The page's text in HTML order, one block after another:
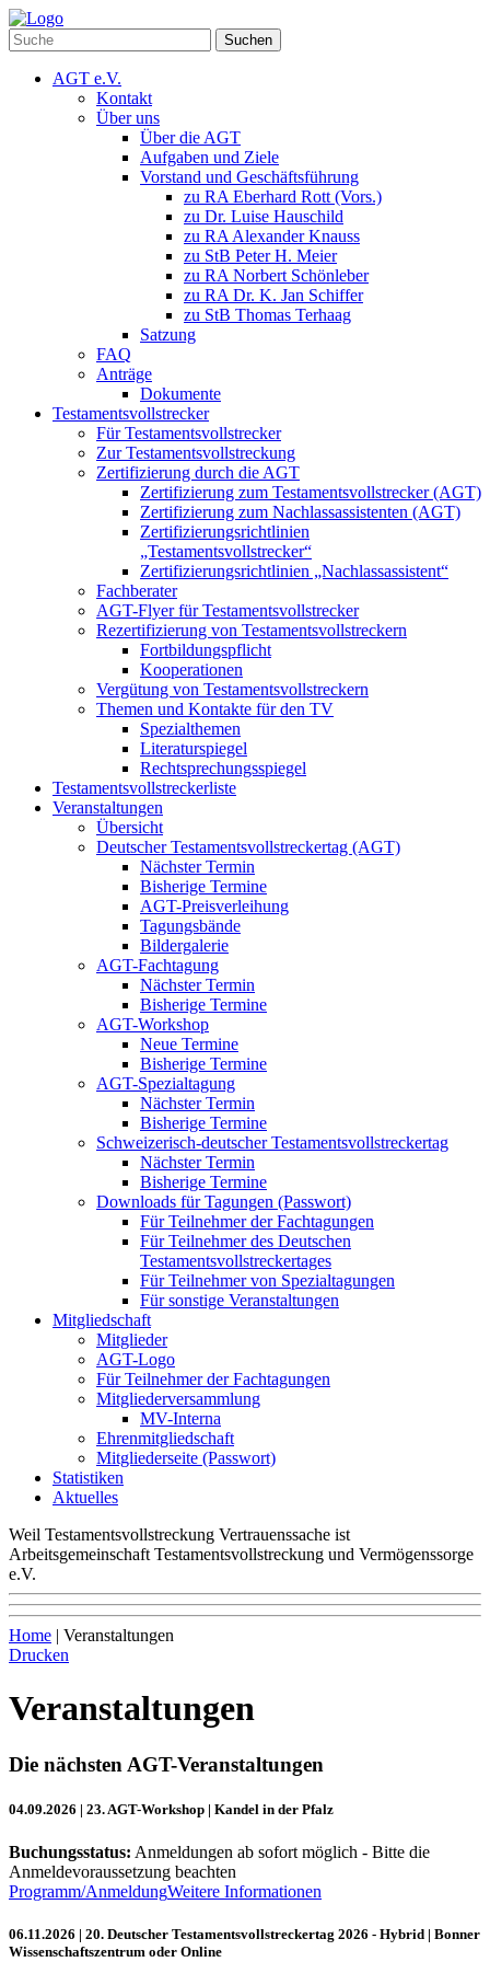
Suchen
AGT e.V.
Kontakt
Über uns
Über die AGT
Aufgaben und Ziele
Vorstand und Geschäftsführung
zu RA Eberhard Rott (Vors.)
zu Dr. Luise Hauschild
zu RA Alexander Knauss
zu StB Peter H. Meier
zu RA Norbert Schönleber
zu RA Dr. K. Jan Schiffer
zu StB Thomas Terhaag
Satzung
FAQ
Anträge
Dokumente
Testamentsvollstrecker
Für Testamentsvollstrecker
Zur Testamentsvollstreckung
Zertifizierung durch die AGT
Zertifizierung zum Testamentsvollstrecker (AGT)
Zertifizierung zum Nachlassassistenten (AGT)
Zertifizierungsrichtlinien
„Testamentsvollstrecker“
Zertifizierungsrichtlinien „Nachlassassistent“
Fachberater
AGT-Flyer für Testamentsvollstrecker
Rezertifizierung von Testamentsvollstreckern
Fortbildungspflicht
Kooperationen
Vergütung von Testamentsvollstreckern
Themen und Kontakte für den TV
Spezialthemen
Literaturspiegel
Rechtsprechungsspiegel
Testamentsvollstreckerliste
Veranstaltungen
Übersicht
Deutscher Testamentsvollstreckertag (AGT)
Nächster Termin
Bisherige Termine
AGT-Preisverleihung
Tagungsbände
Bildergalerie
AGT-Fachtagung
Nächster Termin
Bisherige Termine
AGT-Workshop
Neue Termine
Bisherige Termine
AGT-Spezialtagung
Nächster Termin
Bisherige Termine
Schweizerisch-deutscher Testamentsvollstreckertag
Nächster Termin
Bisherige Termine
Downloads für Tagungen (Passwort)
Für Teilnehmer der Fachtagungen
Für Teilnehmer des Deutschen
Testamentsvollstreckertages
Für Teilnehmer von Spezialtagungen
Für sonstige Veranstaltungen
Mitgliedschaft
Mitglieder
AGT-Logo
Für Teilnehmer der Fachtagungen
Mitgliederversammlung
MV-Interna
Ehrenmitgliedschaft
Mitgliederseite (Passwort)
Statistiken
Aktuelles
Weil Testamentsvollstreckung Vertrauenssache ist
Arbeitsgemeinschaft Testamentsvollstreckung und Vermögenssorge
e.V.
Home | Veranstaltungen
Drucken
Veranstaltungen
Die nächsten AGT-Veranstaltungen
04.09.2026 | 23. AGT-Workshop | Kandel in der Pfalz
Buchungsstatus: Anmeldungen ab sofort möglich - Bitte die
Anmeldevoraussetzung beachten
Programm/AnmeldungWeitere Informationen
06.11.2026 | 20. Deutscher Testamentsvollstreckertag 2026 - Hybrid | Bonner
Wissenschaftszentrum oder Online